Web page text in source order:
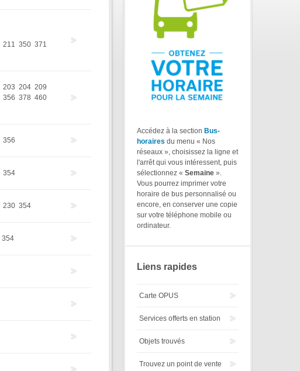
211 350 371
203 204 209
356 378 460
356
354
230 354
354
Accédez à la section Bus-
horaires du menu « Nos
réseaux », choisissez la ligne et
l'arrêt qui vous intéressent, puis
sélectionnez « Semaine ».
Vous pourrez imprimer votre
horaire de bus personnalisé ou
encore, en conserver une copie
sur votre téléphone mobile ou
ordinateur.
Liens rapides
Carte OPUS
Services offerts en station
Objets trouvés
Trouvez un point de vente